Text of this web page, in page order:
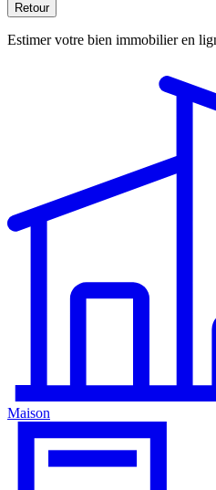
Retour
Estimer votre bien immobilier en
Maison